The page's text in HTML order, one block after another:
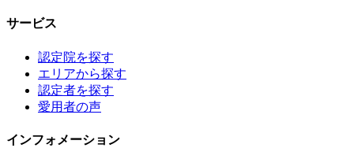
サービス
認定院を探す
エリアから探す
認定者を探す
愛用者の声
インフォメーション